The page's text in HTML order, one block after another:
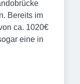
Bereits im
ca. 1020€
eine in